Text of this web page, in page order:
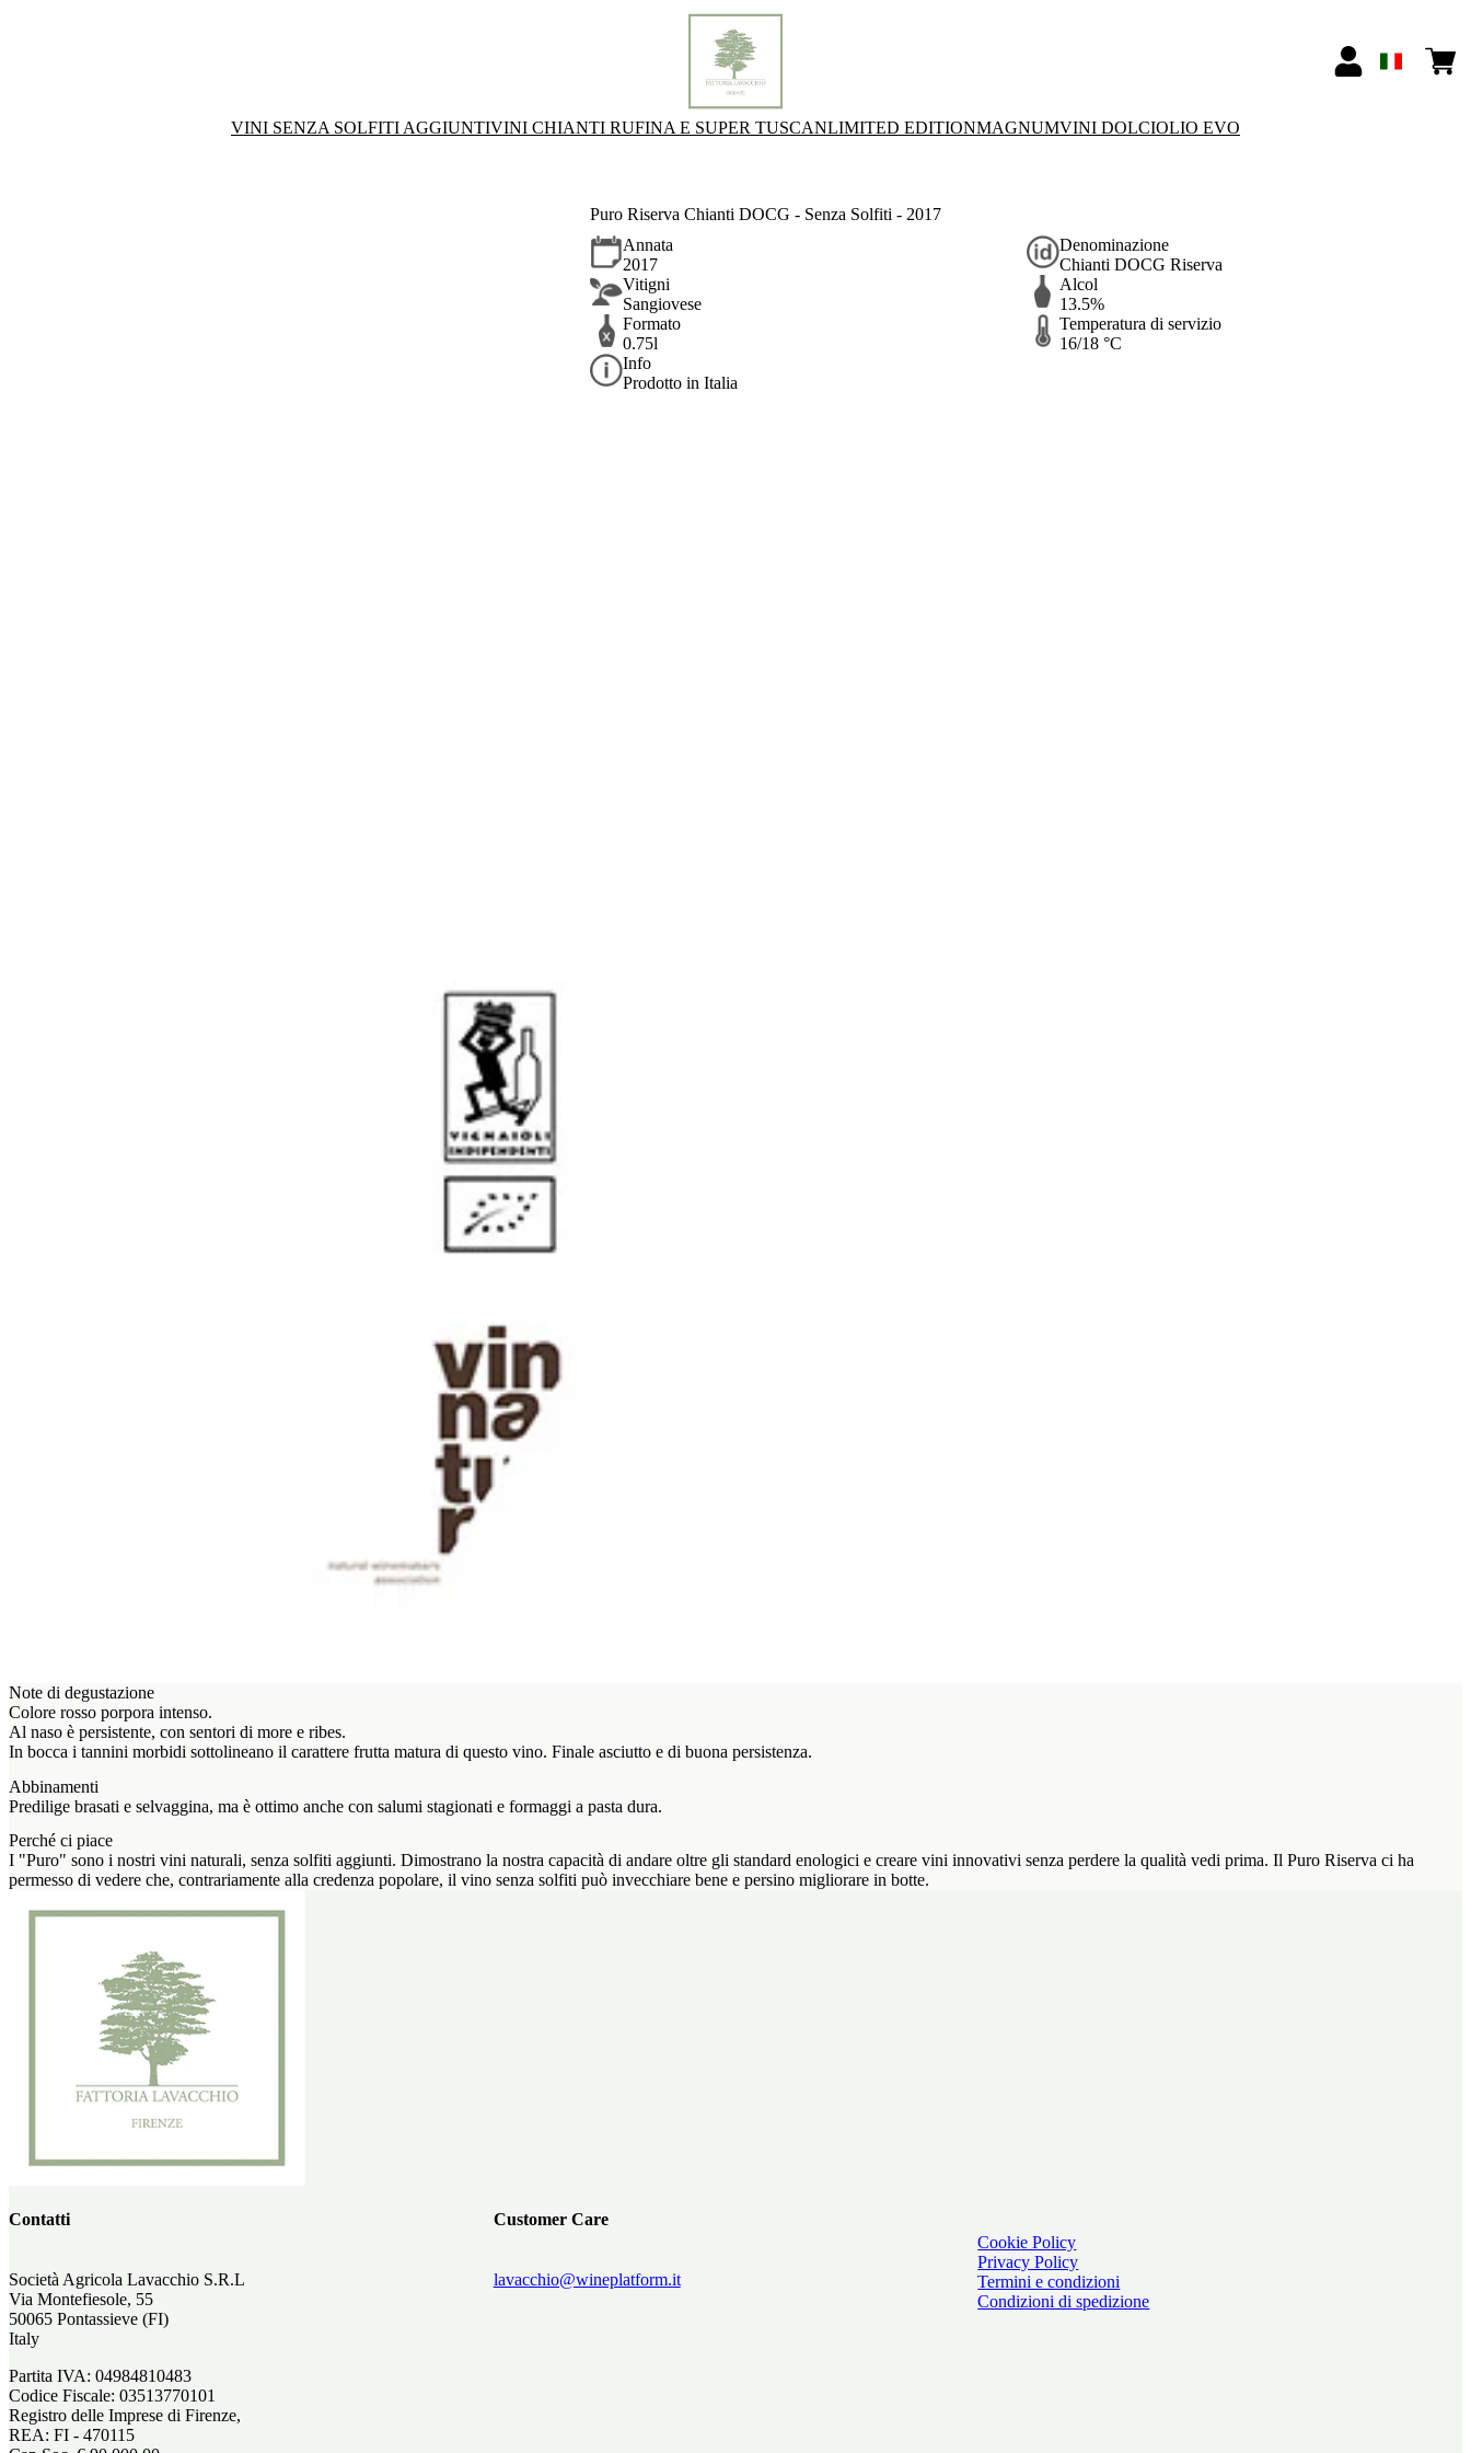
VINI SENZA SOLFITI AGGIUNTIVINI CHIANTI RUFINA E SUPER TUSCANLIMITED EDITIONMAGNUMVINI DOLCIOLIO EVO
Puro Riserva Chianti DOCG - Senza Solfiti - 2017
Annata
2017
Denominazione
Chianti DOCG Riserva
Vitigni
Sangiovese
Alcol
13.5%
Formato
0.75l
Temperatura di servizio
16/18 °C
Info
Prodotto in Italia
Note di degustazione
Colore rosso porpora intenso.
Al naso è persistente, con sentori di more e ribes.
In bocca i tannini morbidi sottolineano il carattere frutta matura di questo vino. Finale asciutto e di buona persistenza.
Abbinamenti
Predilige brasati e selvaggina, ma è ottimo anche con salumi stagionati e formaggi a pasta dura.
Perché ci piace
I "Puro" sono i nostri vini naturali, senza solfiti aggiunti. Dimostrano la nostra capacità di andare oltre gli standard enologici e creare vini innovativi senza perdere la qualità vedi prima. Il Puro Riserva ci ha
permesso di vedere che, contrariamente alla credenza popolare, il vino senza solfiti può invecchiare bene e persino migliorare in botte.
Contatti
Società Agricola Lavacchio S.R.L
Via Montefiesole, 55
50065 Pontassieve (FI)
Italy
Partita IVA: 04984810483
Codice Fiscale: 03513770101
Registro delle Imprese di Firenze,
REA: FI - 470115
Customer Care
lavacchio@wineplatform.it
Cookie Policy
Privacy Policy
Termini e condizioni
Condizioni di spedizione